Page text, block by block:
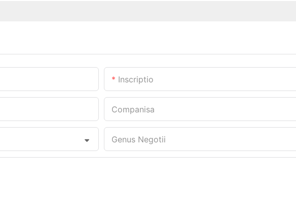
Inscriptio
Companisa
Genus Negotii